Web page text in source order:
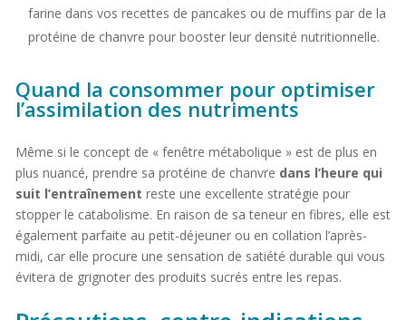
farine dans vos recettes de pancakes ou de muffins par de la
protéine de chanvre pour booster leur densité nutritionnelle.
Quand la consommer pour optimiser
l’assimilation des nutriments
Même si le concept de « fenêtre métabolique » est de plus en
plus nuancé, prendre sa protéine de chanvre dans l’heure qui
suit l’entraînement reste une excellente stratégie pour
stopper le catabolisme. En raison de sa teneur en fibres, elle est
également parfaite au petit-déjeuner ou en collation l’après-
midi, car elle procure une sensation de satiété durable qui vous
évitera de grignoter des produits sucrés entre les repas.